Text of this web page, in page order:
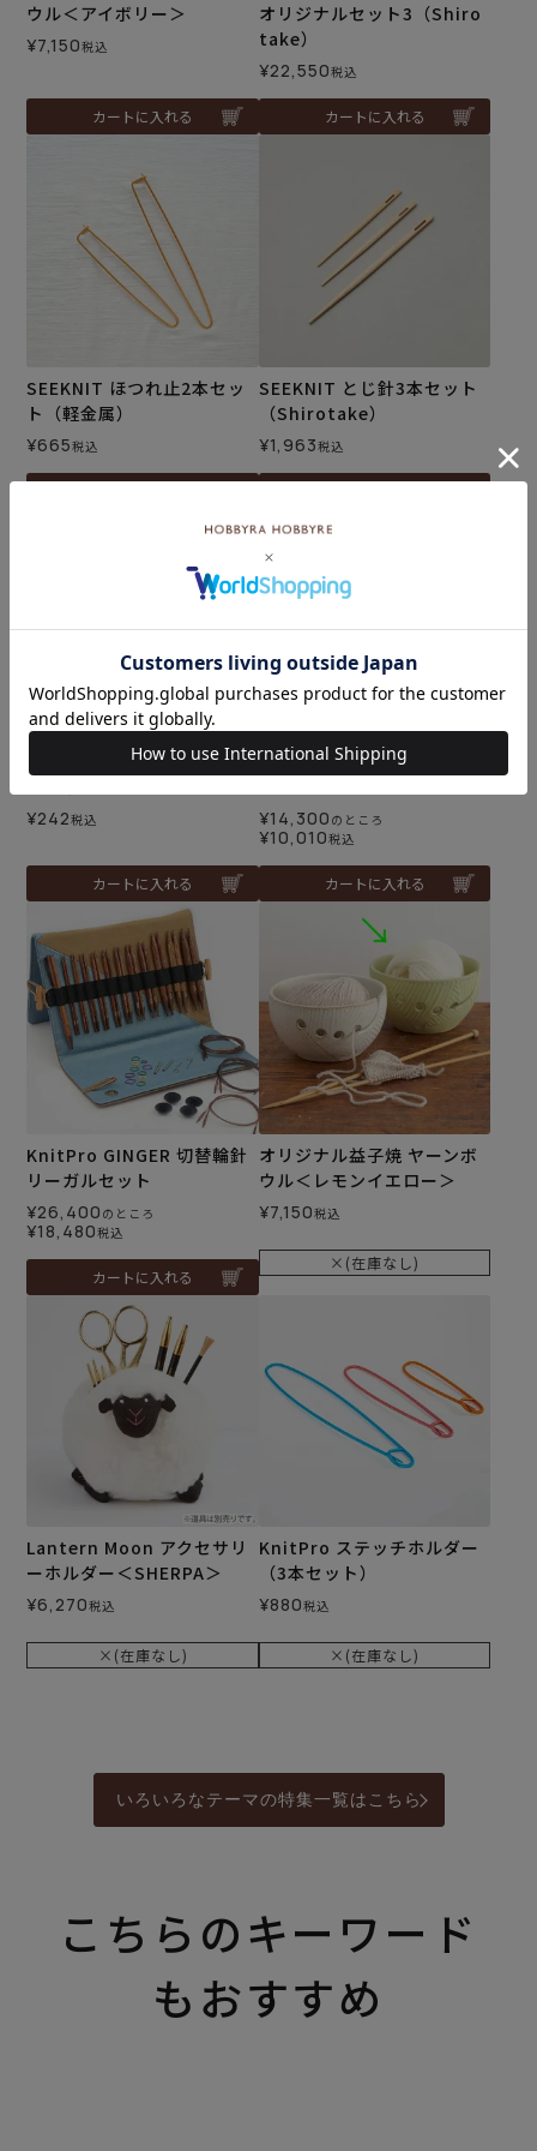
ウル＜アイボリー＞
¥7,150税込
カートに入れる
オリジナルセット3（Shiro
take）
¥22,550税込
カートに入れる
SEEKNIT ほつれ止2本セッ
ト（軽金属）
¥665税込
SEEKNIT とじ針3本セット
（Shirotake）
¥1,963税込
SEEKNIT 小かぎ針（Shiro
¥242税込
カートに入れる
KnitPro DREAMZ かぎ針セ
¥14,300 のところ
¥10,010税込
カートに入れる
KnitPro GINGER 切替輪針
リーガルセット
¥26,400 のところ
¥18,480税込
カートに入れる
オリジナル益子焼 ヤーンボ
ウル＜レモンイエロー＞
¥7,150税込
×(在庫なし)
Lantern Moon アクセサリ
ーホルダー＜SHERPA＞
¥6,270税込
×(在庫なし)
KnitPro ステッチホルダー
（3本セット）
¥880税込
×(在庫なし)
いろいろなテーマの特集一覧はこちら
こちらのキーワード
もおすすめ